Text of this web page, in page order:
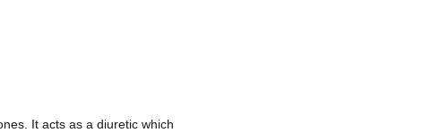
It acts as a diuretic which